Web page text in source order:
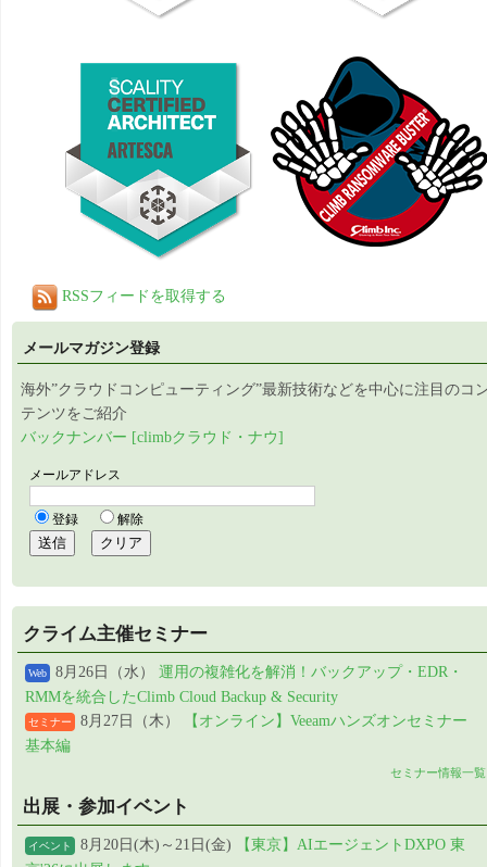
RSSフィードを取得する
メールマガジン登録
海外”クラウドコンピューティング”最新技術などを中心に注目のコ
テンツをご紹介
バックナンバー [climbクラウド・ナウ]
クライム主催セミナー
Web 8月26日（水） 運用の複雑化を解消！バックアップ・EDR・
RMMを統合したClimb Cloud Backup & Security
セミナー 8月27日（木）
【オンライン】Veeamハンズオンセミナー
基本編
セミナー情報一覧
出展・参加イベント
イベント 8月20日(木)～21日(金)
【東京】AIエージェントDXPO 東